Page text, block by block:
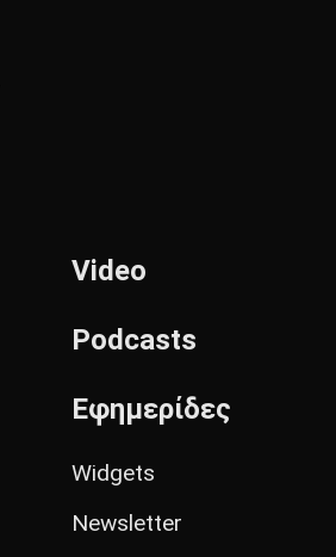
Video
Podcasts
Εφημερίδες
Widgets
Newsletter